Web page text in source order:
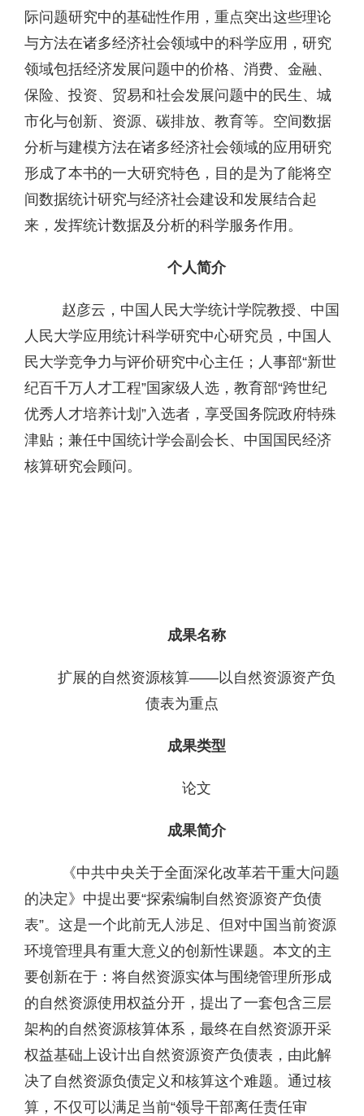
际问题研究中的基础性作用，重点突出这些理论
与方法在诸多经济社会领域中的科学应用，研究
领域包括经济发展问题中的价格、消费、金融、
保险、投资、贸易和社会发展问题中的民生、城
市化与创新、资源、碳排放、教育等。空间数据
分析与建模方法在诸多经济社会领域的应用研究
形成了本书的一大研究特色，目的是为了能将空
间数据统计研究与经济社会建设和发展结合起
来，发挥统计数据及分析的科学服务作用。
个人简介
赵彦云，中国人民大学统计学院教授、中国
人民大学应用统计科学研究中心研究员，中国人
民大学竞争力与评价研究中心主任；人事部“新世
纪百千万人才工程”国家级人选，教育部“跨世纪
优秀人才培养计划”入选者，享受国务院政府特殊
津贴；兼任中国统计学会副会长、中国国民经济
核算研究会顾问。
成果名称
扩展的自然资源核算——以自然资源资产负
债表为重点
成果类型
论文
成果简介
《中共中央关于全面深化改革若干重大问题
的决定》中提出要“探索编制自然资源资产负债
表”。这是一个此前无人涉足、但对中国当前资源
环境管理具有重大意义的创新性课题。本文的主
要创新在于：将自然资源实体与围绕管理所形成
的自然资源使用权益分开，提出了一套包含三层
架构的自然资源核算体系，最终在自然资源开采
权益基础上设计出自然资源资产负债表，由此解
决了自然资源负债定义和核算这个难题。通过核
算，不仅可以满足当前“领导干部离任责任审